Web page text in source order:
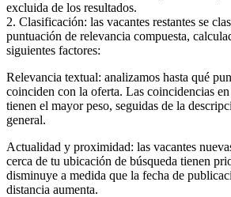
excluida de los resultados.
2. Clasificación: las vacantes restantes se
puntuación de relevancia compuesta,
siguientes factores:
Relevancia textual: analizamos hasta qué
coinciden con la oferta. Las coincidencias
tienen el mayor peso, seguidas de la
general.
Actualidad y proximidad: las vacantes
cerca de tu ubicación de búsqueda tienen
disminuye a medida que la fecha de
distancia aumenta.